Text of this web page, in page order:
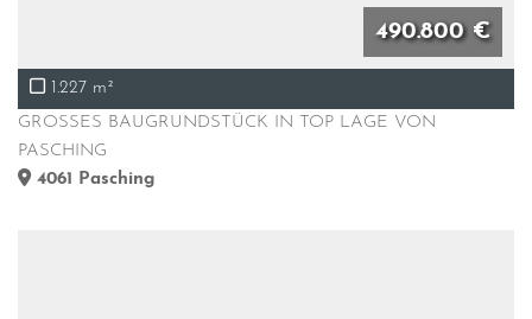
490.800 €
1.227 m²
GROSSES BAUGRUNDSTÜCK IN TOP LAGE VON
PASCHING
4061 Pasching